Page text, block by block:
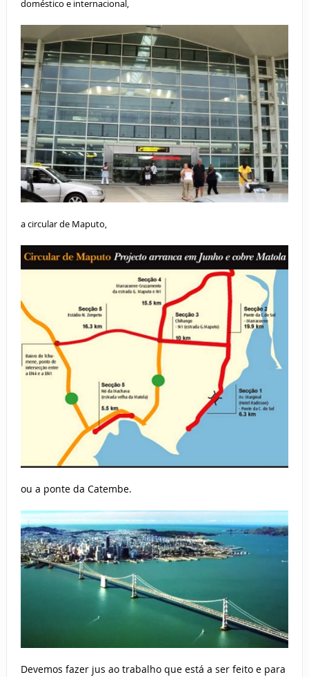
doméstico e internacional,
a circular de Maputo,
ou a ponte da Catembe.
Devemos fazer jus ao trabalho que está a ser feito e para